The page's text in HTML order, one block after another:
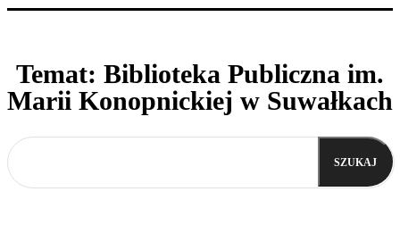
Temat: Biblioteka Publiczna im.
Marii Konopnickiej w Suwałkach
SZUKAJ